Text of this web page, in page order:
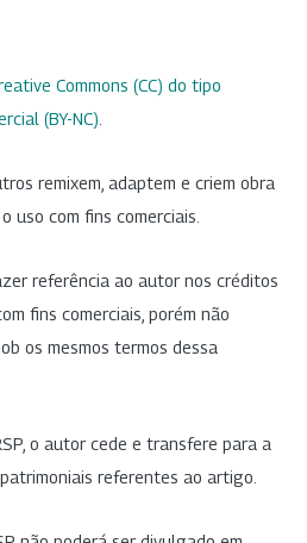
Commons (CC) do tipo
(BY-NC).
remixem, adaptem e criem obra
uso com fins comerciais.
referência ao autor nos créditos
fins comerciais, porém não
os mesmos termos dessa
o autor cede e transfere para a
referentes ao artigo.